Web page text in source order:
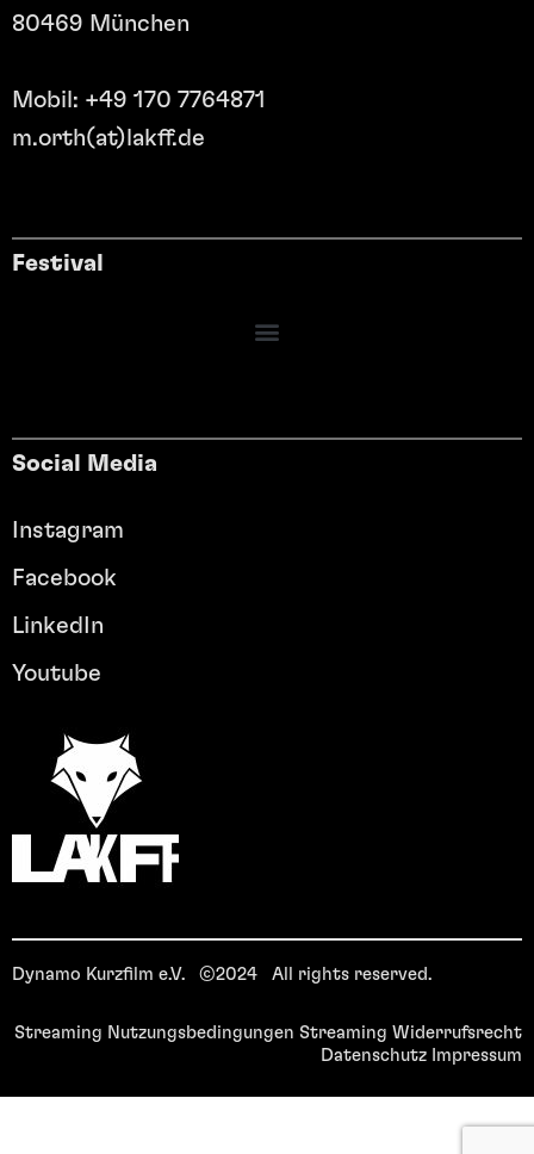
80469 München
Mobil: +49 170 7764871
m.orth(at)lakff.de
Festival
Social Media
Instagram
Facebook
LinkedIn
Youtube
Dynamo Kurzfilm e.V. ©2024 All rights reserved.
Streaming Nutzungsbedingungen Streaming Widerrufsrecht
Datenschutz Impressum